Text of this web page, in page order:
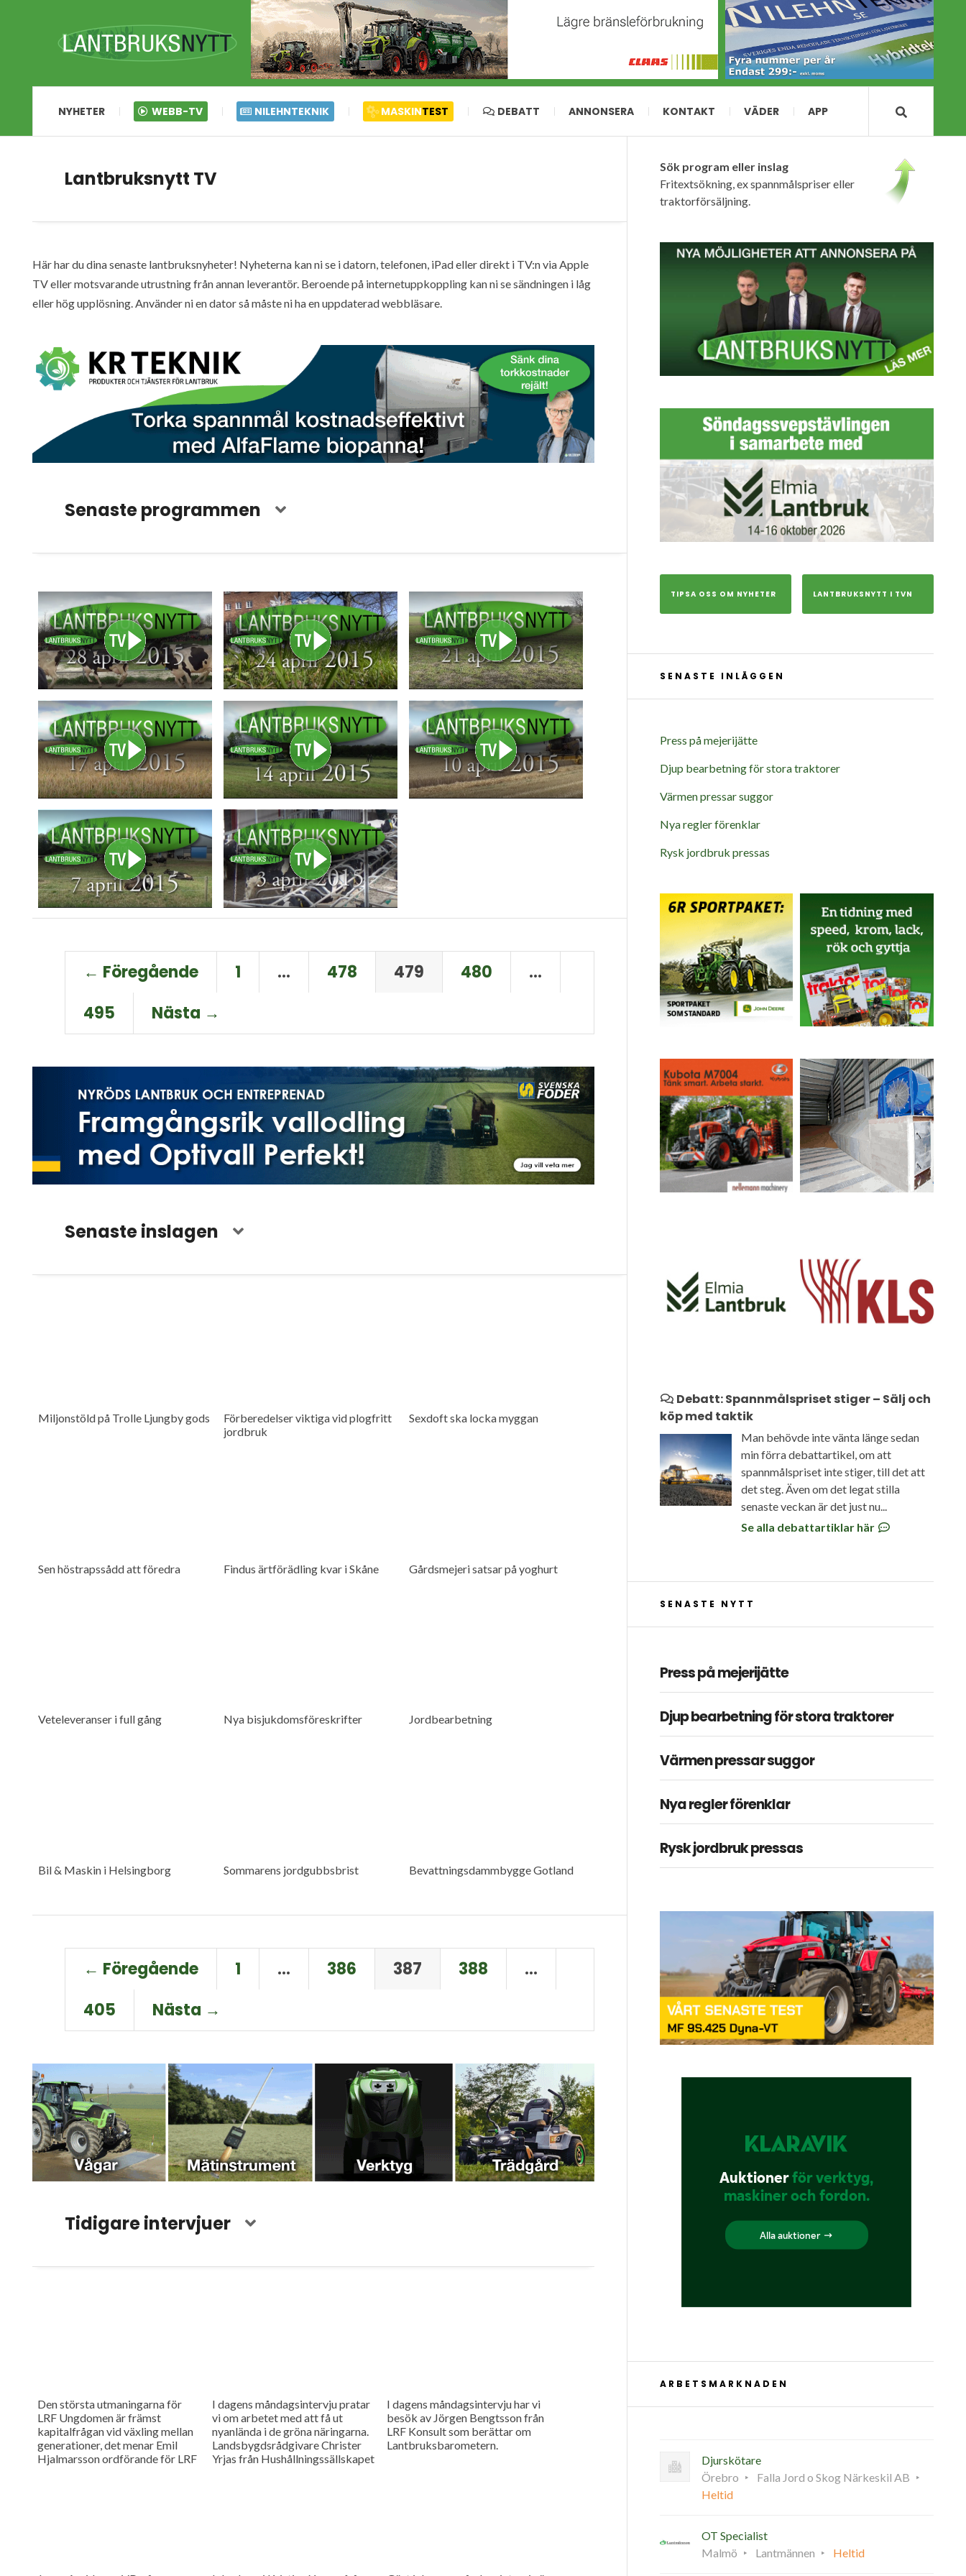
NYHETER WEBB-TV NILEHNTEKNIK MASKINTEST DEBATT ANNONSERA KONTAKT VÄDER APP
Lantbruksnytt TV
Här har du dina senaste lantbruksnyheter! Nyheterna kan ni se i datorn, telefonen, iPad eller direkt i TV:n via Apple
TV eller motsvarande utrustning från annan leverantör. Beroende på internetuppkoppling kan ni se sändningen i låg
eller hög upplösning. Använder ni en dator så måste ni ha en uppdaterad webbläsare.
Senaste programmen
← Föregående 1 … 478 479 480
…
495
Nästa →
Senaste inslagen
Miljonstöld på Trolle Ljungby gods
Förberedelser viktiga vid plogfritt
jordbruk
Sexdoft ska locka myggan
Sen höstrapssådd att föredra Findus ärtförädling kvar i Skåne Gårdsmejeri satsar på yoghurt
Veteleveranser i full gång Nya bisjukdomsföreskrifter Jordbearbetning
Bil & Maskin i Helsingborg Sommarens jordgubbsbrist Bevattningsdammbygge Gotland
← Föregående 1 … 386 387 388
…
405
Nästa →
Tidigare intervjuer
Den största utmaningarna för
LRF Ungdomen är främst
kapitalfrågan vid växling mellan
generationer, det menar Emil
Hjalmarsson ordförande för LRF
I dagens måndagsintervju pratar
vi om arbetet med att få ut
nyanlända i de gröna näringarna.
Landsbygdsrådgivare Christer
Yrjas från Hushållningssällskapet
I dagens måndagsintervju har vi
besök av Jörgen Bengtsson från
LRF Konsult som berättar om
Lantbruksbarometern.
Sök program eller inslag
Fritextsökning, ex spannmålspriser eller
traktorförsäljning.
TIPSA OSS OM NYHETER LANTBRUKSNYTT I TVN
SENASTE INLÄGGEN
Press på mejerijätte
Djup bearbetning för stora traktorer
Värmen pressar suggor
Nya regler förenklar
Rysk jordbruk pressas
Debatt: Spannmålspriset stiger – Sälj och
köp med taktik
Man behövde inte vänta länge sedan
min förra debattartikel, om att
spannmålspriset inte stiger, till det att
det steg. Även om det legat stilla
senaste veckan är det just nu...
Se alla debattartiklar här
SENASTE NYTT
Press på mejerijätte
Djup bearbetning för stora traktorer
Värmen pressar suggor
Nya regler förenklar
Rysk jordbruk pressas
ARBETSMARKNADEN
Djurskötare
Örebro
Falla Jord o Skog Närkeskil AB
Heltid
OT Specialist
Malmö
Lantmännen Heltid